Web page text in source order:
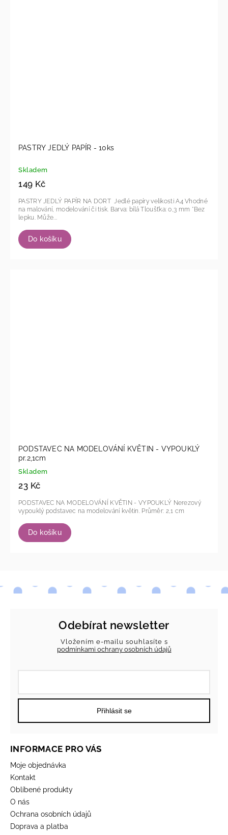
PASTRY JEDLÝ PAPÍR - 10ks
Skladem
149 Kč
Do košíku
PASTRY JEDLÝ PAPÍR NA DORT Jedlé papíry velikosti A4 Vhodné
na malování, modelování či tisk. Barva: bílá Tloušťka: 0,3 mm *Bez
lepku. Může...
PODSTAVEC NA MODELOVÁNÍ KVĚTIN - VYPOUKLÝ
pr.2,1cm
Skladem
23 Kč
Do košíku
PODSTAVEC NA MODELOVÁNÍ KVĚTIN - VYPOUKLÝ Nerezový
vypouklý podstavec na modelování květin. Průměr: 2,1 cm
Odebírat newsletter
Vložením e-mailu souhlasíte s
podmínkami ochrany osobních údajů
Přihlásit se
INFORMACE PRO VÁS
Moje objednávka
Kontakt
Oblíbené produkty
O nás
Ochrana osobních údajů
Doprava a platba